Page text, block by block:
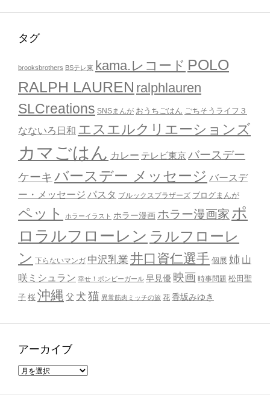
タグ
brooksbrothers BSテレ東 kama.レコード POLO
RALPH LAUREN ralphlauren
SLCreations SNSまんが おうちごはん ごちそうライフ３
なないろ日和 エスエルクリエーションズ
カマごはん カレー テレビ東京バースデー
ケーキ バースデー メッセージ バースデ
ー・メッセージ パスタ ブルックスブラザーズ ブログまんが
ペット ホラーイラスト ホラー漫画 ホラー漫画家 ポ
ロラルフローレン ラルフローレ
ン 下らないマンガ 中沢乳業 井口資仁選手 個展 姉 山
咲ミシュラン 幸せ！ボンビーガール 早見優 映画 時事問題 松田聖
子 桜 沖縄 父 犬 猫 異常筋肉ミッチの旅 花 香坂みゆき
アーカイブ
ア